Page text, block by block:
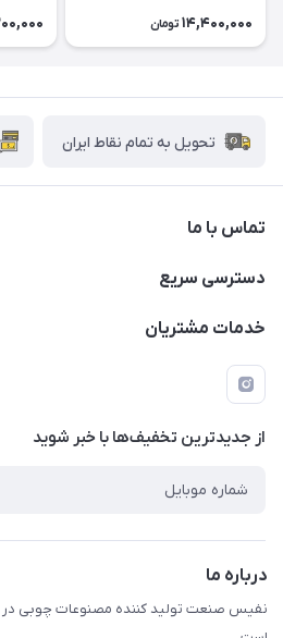
14,400,000 تومان
تحویل به تمام نقاط ایران
تماس با ما
دسترسی سریع
حساب کاربری
درباره ما
تماس با ما
خدمات مشتریان
قوانین و مقررات
راهنمای خرید
از جدید‌ترین تخفیف‌ها با‌ خبر شوید
درباره ما
نفیس صنعت تولید کننده مصنوعات چوبی در